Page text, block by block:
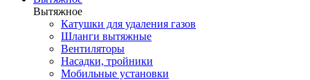
Вытяжное
Катушки для удаления газов
Шланги вытяжные
Вентиляторы
Насадки, тройники
Мобильные установки